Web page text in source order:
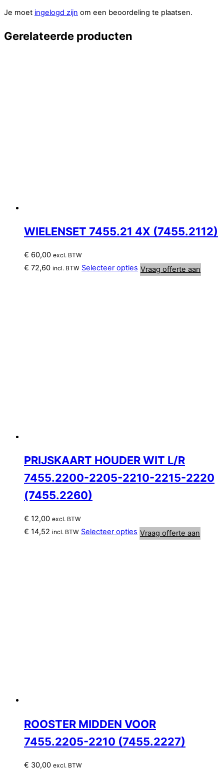
Je moet ingelogd zijn om een beoordeling te plaatsen.
Gerelateerde producten
WIELENSET 7455.21 4X (7455.2112)
€ 60,00 excl. BTW
€ 72,60 incl. BTW Selecteer opties Vraag offerte aan
PRIJSKAART HOUDER WIT L/R
7455.2200-2205-2210-2215-2220
(7455.2260)
€ 12,00 excl. BTW
€ 14,52 incl. BTW Selecteer opties Vraag offerte aan
ROOSTER MIDDEN VOOR
7455.2205-2210 (7455.2227)
€ 30,00 excl. BTW